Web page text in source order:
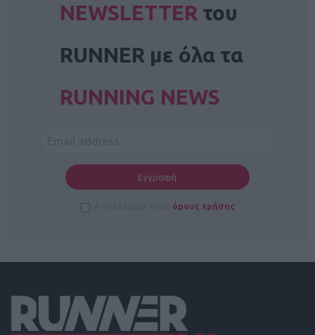
NEWSLETTER του
RUNNER με όλα τα
RUNNING NEWS
όρους χρήσης